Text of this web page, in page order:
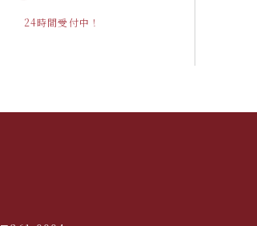
24時間受付中！